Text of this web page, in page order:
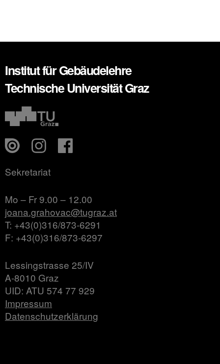
Institut für Gebäudelehre
Technische Universität Graz
Sekretariat
Mo – Fr 9.00 – 12.00
joana.grahovac@tugraz.at
T: +43(0)316/873-6291
F: +43(0)316/873-6297
Lessingstrasse 25/IV
A-8010 Graz
UID: ATU 574 77 929
Impressum
Datenschutzerklärung